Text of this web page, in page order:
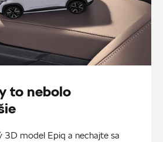
to nebolo
3D model Epiq a nechajte sa